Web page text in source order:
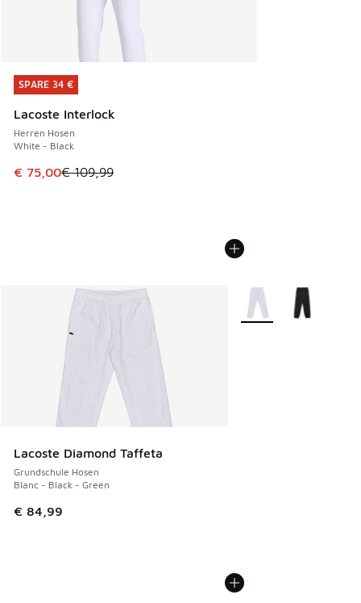
SPARE 34 €
Lacoste Interlock
Herren Hosen
White - Black
Dieser Artikel ist im Sale. Der Preis ist von € 109,99 auf €
€ 75,00€ 109,99
SPARE 34 €
Lacoste Diamond Taffeta
Grundschule Hosen
Blanc - Black - Green
€ 84,99
Weitere Farben